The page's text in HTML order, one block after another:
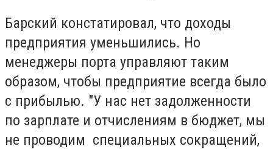
Барский констатировал, что доходы
предприятия уменьшились. Но
менеджеры порта управляют таким
образом, чтобы предприятие всегда было
с прибылью. "У нас нет задолженности
по зарплате и отчислениям в бюджет, мы
не проводим специальных сокращений,